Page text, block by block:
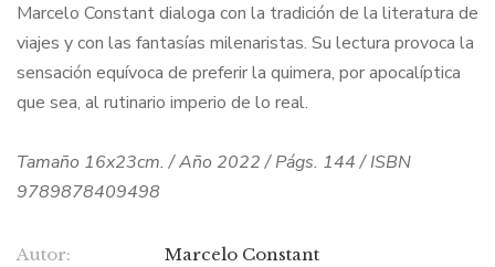
Marcelo Constant dialoga con la tradición de la literatura de
viajes y con las fantasías milenaristas. Su lectura provoca la
sensación equívoca de preferir la quimera, por apocalíptica
que sea, al rutinario imperio de lo real.
Tamaño 16x23cm. / Año 2022 / Págs. 144 / ISBN
9789878409498
Autor: Marcelo Constant